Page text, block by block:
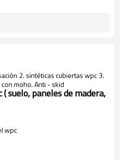
2. sintéticas cubiertas wpc 3.
moho. Anti - skid
suelo, paneles de madera,
wpc